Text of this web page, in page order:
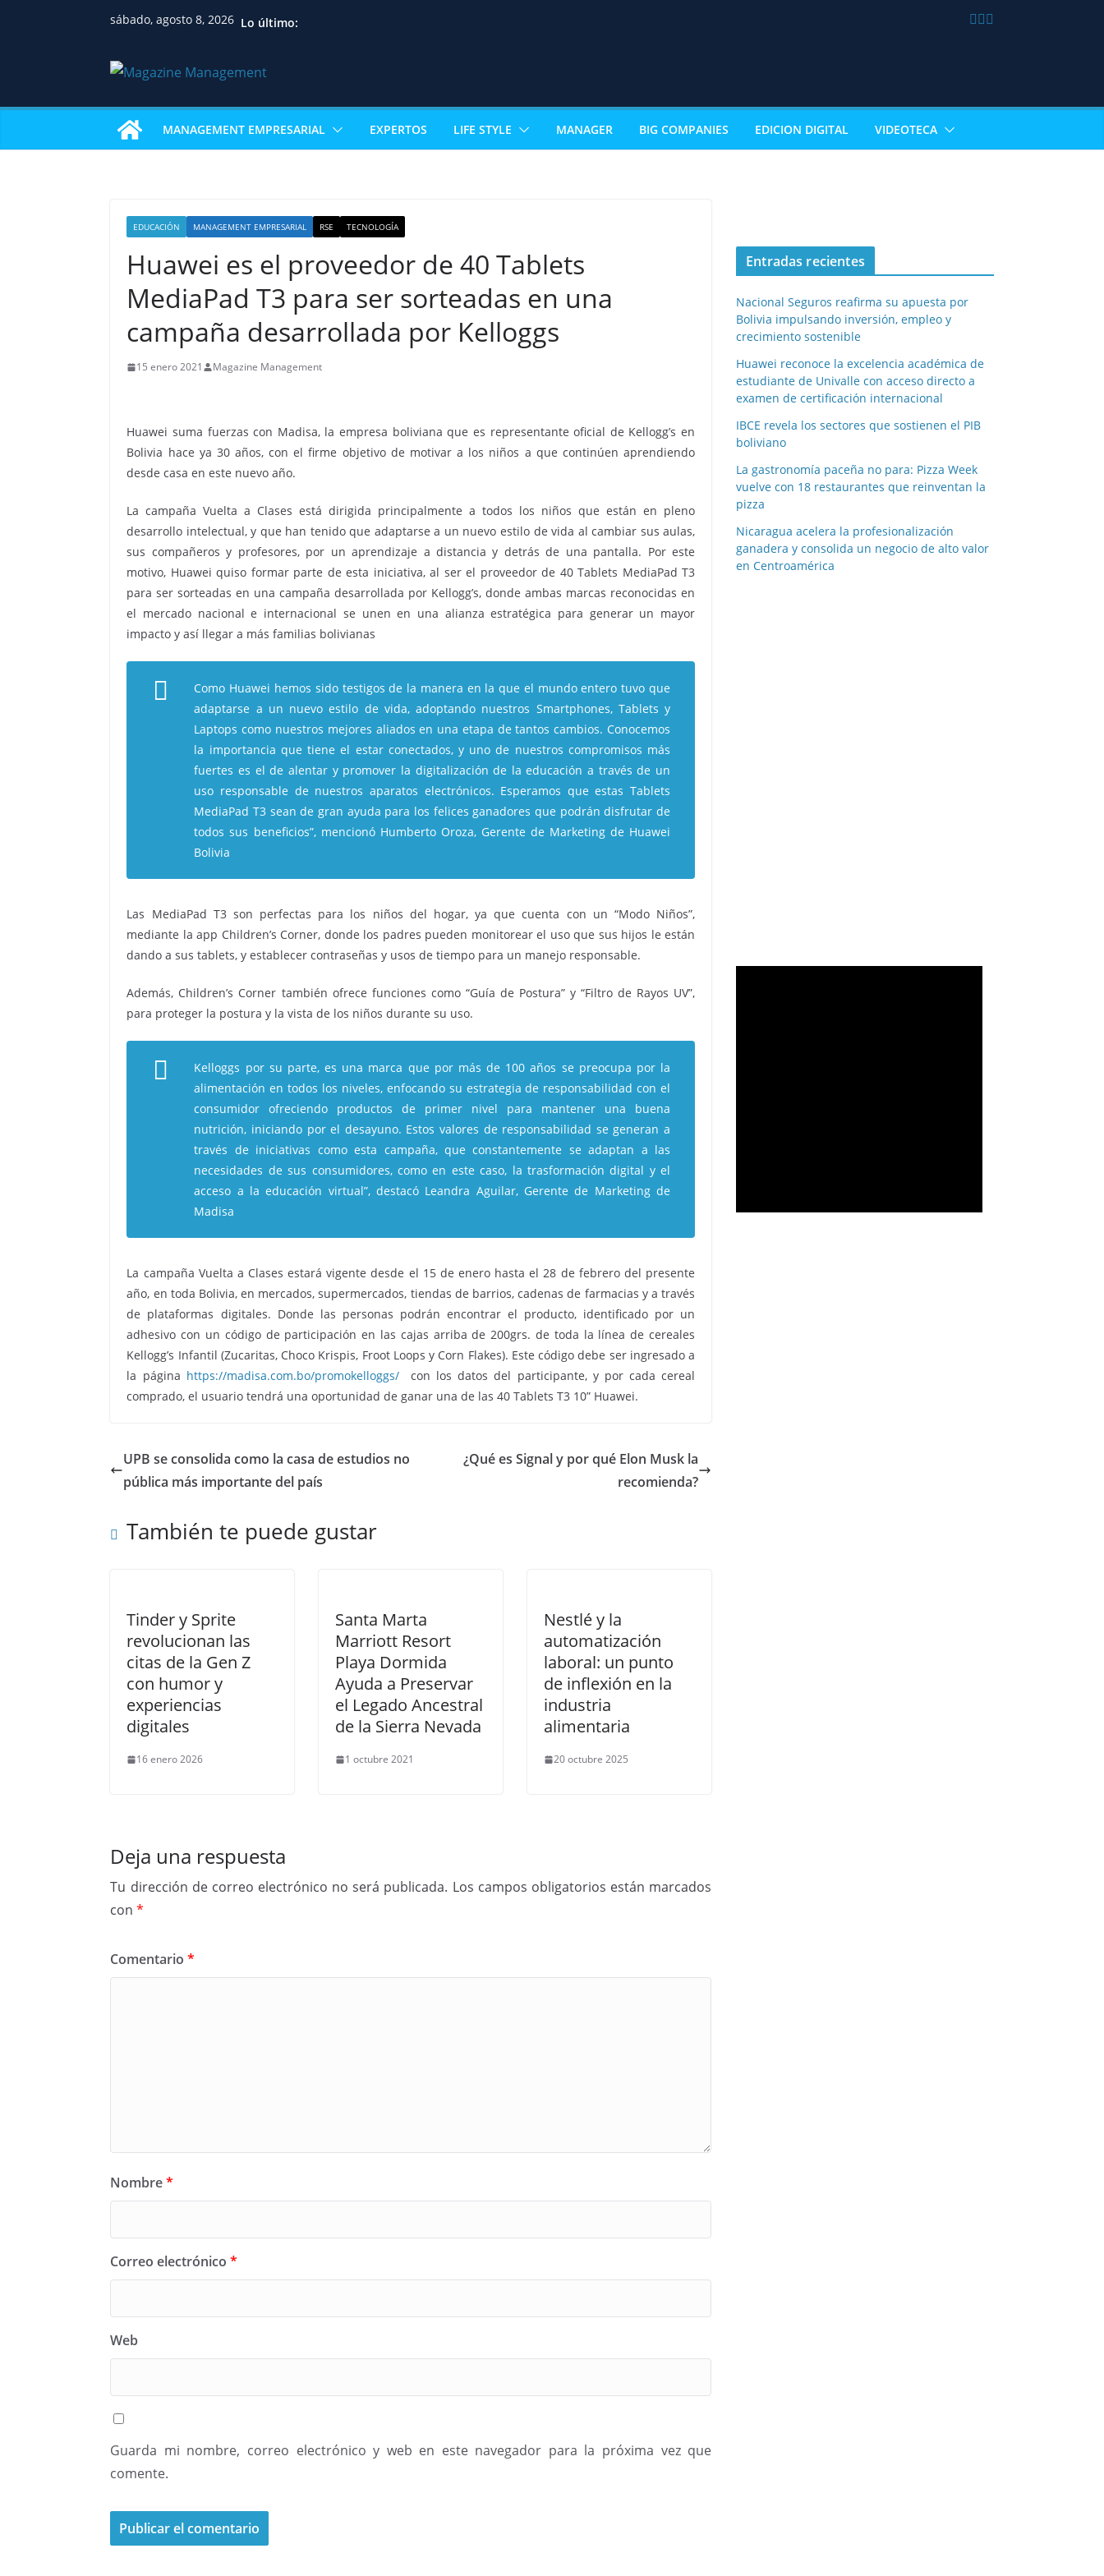
sábado, agosto 8, 2026 Lo último:
MANAGEMENT EMPRESARIAL EXPERTOS LIFE STYLE MANAGER BIG COMPANIES EDICION DIGITAL VIDEOTECA
EDUCACIÓN MANAGEMENT EMPRESARIAL RSE TECNOLOGÍA
Huawei es el proveedor de 40 Tablets
MediaPad T3 para ser sorteadas en una
campaña desarrollada por Kelloggs
15 enero 2021 Magazine Management
Huawei suma fuerzas con Madisa, la empresa boliviana que es representante oficial de Kellogg’s en
Bolivia hace ya 30 años, con el firme objetivo de motivar a los niños a que continúen aprendiendo
desde casa en este nuevo año.
La campaña Vuelta a Clases está dirigida principalmente a todos los niños que están en pleno
desarrollo intelectual, y que han tenido que adaptarse a un nuevo estilo de vida al cambiar sus aulas,
sus compañeros y profesores, por un aprendizaje a distancia y detrás de una pantalla. Por este
motivo, Huawei quiso formar parte de esta iniciativa, al ser el proveedor de 40 Tablets MediaPad T3
para ser sorteadas en una campaña desarrollada por Kellogg’s, donde ambas marcas reconocidas en
el mercado nacional e internacional se unen en una alianza estratégica para generar un mayor
impacto y así llegar a más familias bolivianas
Como Huawei hemos sido testigos de la manera en la que el mundo entero tuvo que
adaptarse a un nuevo estilo de vida, adoptando nuestros Smartphones, Tablets y
Laptops como nuestros mejores aliados en una etapa de tantos cambios. Conocemos
la importancia que tiene el estar conectados, y uno de nuestros compromisos más
fuertes es el de alentar y promover la digitalización de la educación a través de un
uso responsable de nuestros aparatos electrónicos. Esperamos que estas Tablets
MediaPad T3 sean de gran ayuda para los felices ganadores que podrán disfrutar de
todos sus beneficios”, mencionó Humberto Oroza, Gerente de Marketing de Huawei
Bolivia
Las MediaPad T3 son perfectas para los niños del hogar, ya que cuenta con un “Modo Niños”,
mediante la app Children’s Corner, donde los padres pueden monitorear el uso que sus hijos le están
dando a sus tablets, y establecer contraseñas y usos de tiempo para un manejo responsable.
Además, Children’s Corner también ofrece funciones como “Guía de Postura” y “Filtro de Rayos UV”,
para proteger la postura y la vista de los niños durante su uso.
Kelloggs por su parte, es una marca que por más de 100 años se preocupa por la
alimentación en todos los niveles, enfocando su estrategia de responsabilidad con el
consumidor ofreciendo productos de primer nivel para mantener una buena
nutrición, iniciando por el desayuno. Estos valores de responsabilidad se generan a
través de iniciativas como esta campaña, que constantemente se adaptan a las
necesidades de sus consumidores, como en este caso, la trasformación digital y el
acceso a la educación virtual”, destacó Leandra Aguilar, Gerente de Marketing de
Madisa
La campaña Vuelta a Clases estará vigente desde el 15 de enero hasta el 28 de febrero del presente
año, en toda Bolivia, en mercados, supermercados, tiendas de barrios, cadenas de farmacias y a través
de plataformas digitales. Donde las personas podrán encontrar el producto, identificado por un
adhesivo con un código de participación en las cajas arriba de 200grs. de toda la línea de cereales
Kellogg’s Infantil (Zucaritas, Choco Krispis, Froot Loops y Corn Flakes). Este código debe ser ingresado a
la página https://madisa.com.bo/promokelloggs/con los datos del participante, y por cada cereal
comprado, el usuario tendrá una oportunidad de ganar una de las 40 Tablets T3 10” Huawei.
UPB se consolida como la casa de estudios no
pública más importante del país
¿Qué es Signal y por qué Elon Musk la
recomienda?
También te puede gustar
Tinder y Sprite
revolucionan las
citas de la Gen Z
con humor y
experiencias
digitales
16 enero 2026
Santa Marta
Marriott Resort
Playa Dormida
Ayuda a Preservar
el Legado Ancestral
de la Sierra Nevada
1 octubre 2021
Nestlé y la
automatización
laboral: un punto
de inflexión en la
industria
alimentaria
20 octubre 2025
Deja una respuesta
Tu dirección de correo electrónico no será publicada. Los campos obligatorios están marcados
con*
Comentario*
Nombre*
Correo electrónico*
Web
Guarda mi nombre, correo electrónico y web en este navegador para la próxima vez que
comente.
Entradas recientes
Nacional Seguros reafirma su apuesta por
Bolivia impulsando inversión, empleo y
crecimiento sostenible
Huawei reconoce la excelencia académica de
estudiante de Univalle con acceso directo a
examen de certificación internacional
IBCE revela los sectores que sostienen el PIB
boliviano
La gastronomía paceña no para: Pizza Week
vuelve con 18 restaurantes que reinventan la
pizza
Nicaragua acelera la profesionalización
ganadera y consolida un negocio de alto valor
en Centroamérica